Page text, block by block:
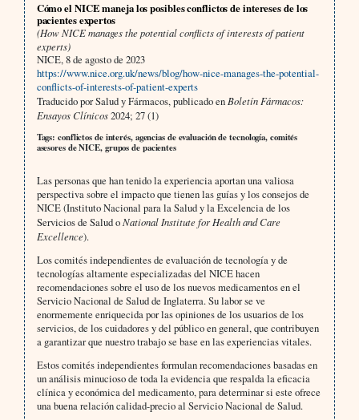
Cómo el NICE maneja los posibles conflictos de intereses de los
pacientes expertos
(How NICE manages the potential conflicts of interests of patient
experts)
NICE, 8 de agosto de 2023
https://www.nice.org.uk/news/blog/how-nice-manages-the-potential-
conflicts-of-interests-of-patient-experts
Traducido por Salud y Fármacos, publicado en Boletín Fármacos:
Ensayos Clínicos2024; 27 (1)
Tags: conflictos de interés, agencias de evaluación de tecnología, comités
asesores de NICE, grupos de pacientes
Las personas que han tenido la experiencia aportan una valiosa
perspectiva sobre el impacto que tienen las guías y los consejos de
NICE (Instituto Nacional para la Salud y la Excelencia de los
Servicios de Salud oNational Institute for Health and Care
Excellence).
Los comités independientes de evaluación de tecnología y de
tecnologías altamente especializadas del NICE hacen
recomendaciones sobre el uso de los nuevos medicamentos en el
Servicio Nacional de Salud de Inglaterra. Su labor se ve
enormemente enriquecida por las opiniones de los usuarios de los
servicios, de los cuidadores y del público en general, que contribuyen
a garantizar que nuestro trabajo se base en las experiencias vitales.
Estos comités independientes formulan recomendaciones basadas en
un análisis minucioso de toda la evidencia que respalda la eficacia
clínica y económica del medicamento, para determinar si este ofrece
una buena relación calidad-precio al Servicio Nacional de Salud.